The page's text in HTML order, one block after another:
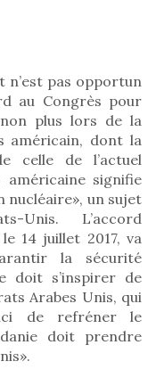
n’est pas opportun
au Congrès pour
plus lors de la
américain, dont la
celle de l’actuel
américaine signifie
un sujet
Unis. L’accord
14 juillet 2017, va
la sécurité
doit s’inspirer de
Arabes Unis, qui
de refréner le
doit prendre